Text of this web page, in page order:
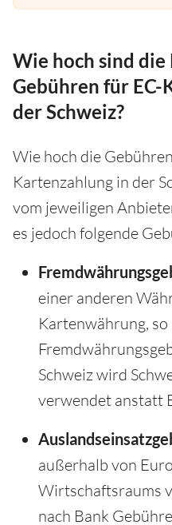
Wie hoch sind die
Gebühren für
der Schweiz?
Wie hoch die
Kartenzahlung in der
vom jeweiligen
es jedoch folgende
einer anderen
Kartenwährung, so
Schweiz wird
verwendet anstatt
außerhalb von
Wirtschaftsraums
nach Bank